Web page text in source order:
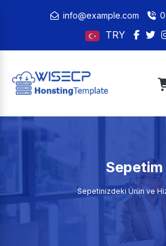
info@example.com
TRY
Sepetim
Sepetinizdeki Ürün ve